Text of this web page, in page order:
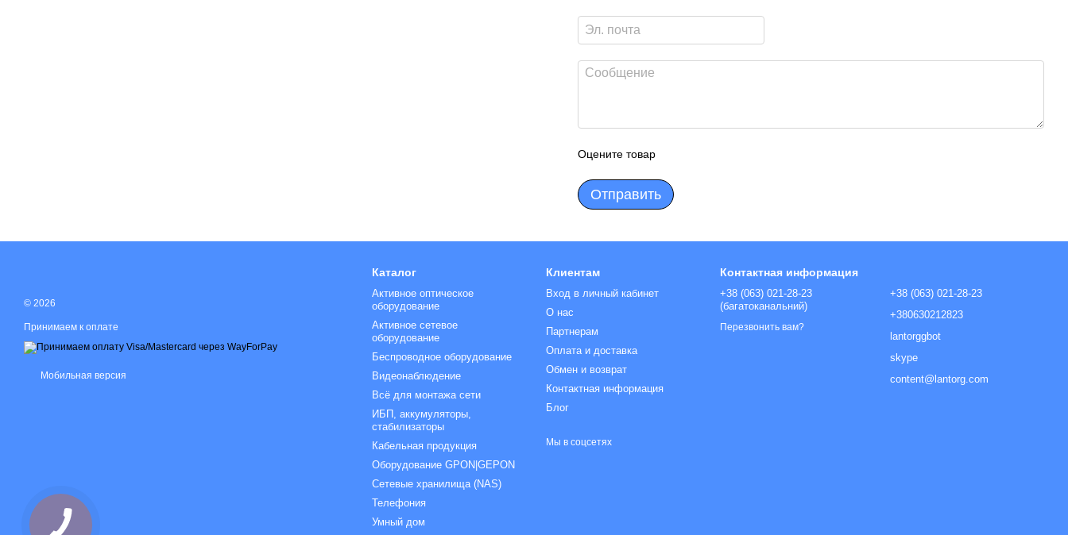
Оцените товар
Отправить
© 2026
Принимаем к оплате
Мобильная версия
Каталог
Активное оптическое
оборудование
Активное сетевое
оборудование
Беспроводное оборудование
Видеонаблюдение
Всё для монтажа сети
ИБП, аккумуляторы,
стабилизаторы
Кабельная продукция
Оборудование GPON|GEPON
Сетевые хранилища (NAS)
Телефония
Умный дом
Клиентам
Вход в личный кабинет
О нас
Партнерам
Оплата и доставка
Обмен и возврат
Контактная информация
Блог
Мы в соцсетях
Контактная информация
+38 (063) 021-28-23
(багатоканальний)
Перезвонить вам?
+38 (063) 021-28-23
+380630212823
lantorggbot
skype
content@lantorg.com